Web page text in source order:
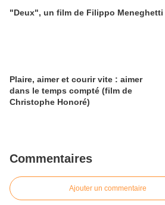
"Deux", un film de Filippo Meneghetti
Plaire, aimer et courir vite : aimer
dans le temps compté (film de
Christophe Honoré)
Commentaires
Ajouter un commentaire